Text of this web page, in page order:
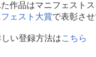
作品はマニフェスト
ェスト大賞で表彰させ
い登録方法はこちら